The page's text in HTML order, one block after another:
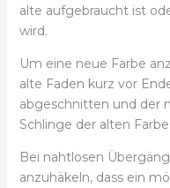
alte aufgebraucht ist
wird.
Um eine neue Farbe
alte Faden kurz vor
abgeschnitten und der
Schlinge der alten
Bei nahtlosen
anzuhäkeln, dass ein